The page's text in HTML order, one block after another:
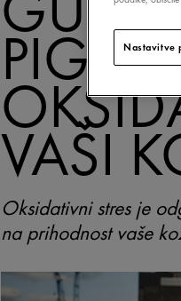
VAŠI
Oksidativni stres je
na prihodnost vaše
Nastavitve